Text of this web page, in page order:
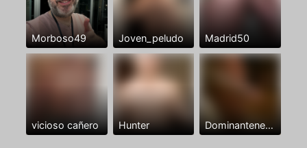
Morboso49 Joven_peludo Madrid50
vicioso cañero Hunter Dominantenegro ya